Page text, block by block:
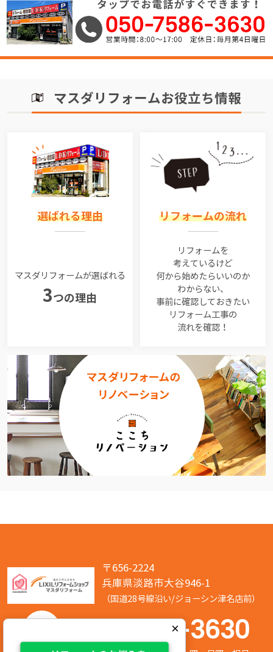
マスダリフォームお役立ち情報
選ばれる理由
マスダリフォームが選ばれる
3つの理由
リフォームの流れ
リフォームを
考えているけど
何から始めたらいいのか
わからない、
事前に確認しておきたい
リフォーム工事の
流れを確認！
〒656-2224
兵庫県淡路市大谷946-1
（国道28号線沿い/ジョーシン津名店前）
050-7586-3630
×